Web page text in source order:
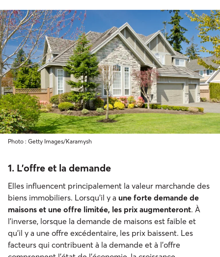
Photo : Getty Images/Karamysh
1. L’offre et la demande
Elles influencent principalement la valeur marchande des
biens immobiliers. Lorsqu'il y a une forte demande de
maisons et une offre limitée, les prix augmenteront. À
l'inverse, lorsque la demande de maisons est faible et
qu'il y a une offre excédentaire, les prix baissent. Les
facteurs qui contribuent à la demande et à l'offre